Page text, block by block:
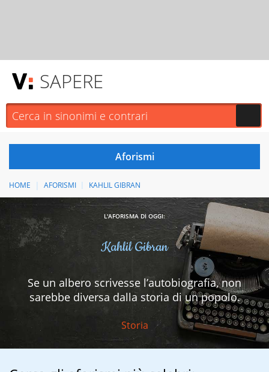
SAPERE
HOME AFORISMI KAHLIL GIBRAN
L'AFORISMA DI OGGI:
Kahlil Gibran
Se un albero scrivesse l’autobiografia, non
sarebbe diversa dalla storia di un popolo.
Storia